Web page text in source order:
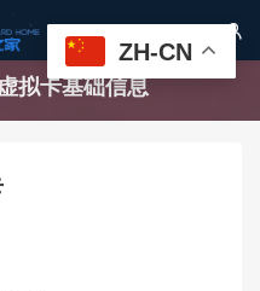

拟卡基础信息
ZH-CN